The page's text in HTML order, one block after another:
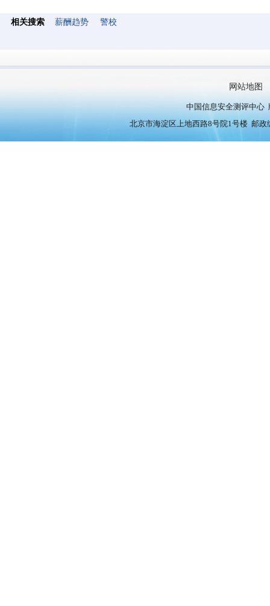
相关搜索 薪酬趋势 警校
网站地图
中国信息安全测评中心
北京市海淀区上地西路8号院1号楼 邮